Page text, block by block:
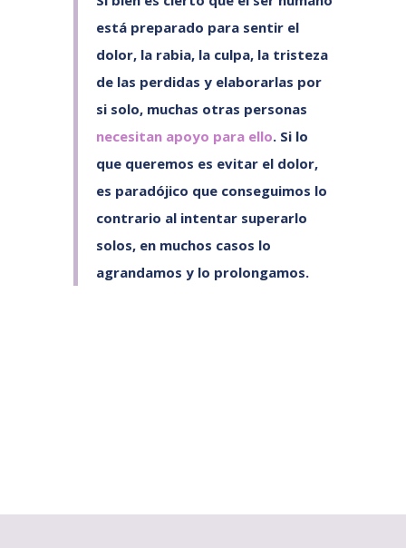
está preparado para sentir el
dolor, la rabia, la culpa, la tristeza
de las perdidas y elaborarlas por
si solo, muchas otras personas
necesitan apoyo para ello. Si lo
que queremos es evitar el dolor,
es paradójico que conseguimos lo
contrario al intentar superarlo
solos, en muchos casos lo
agrandamos y lo prolongamos.